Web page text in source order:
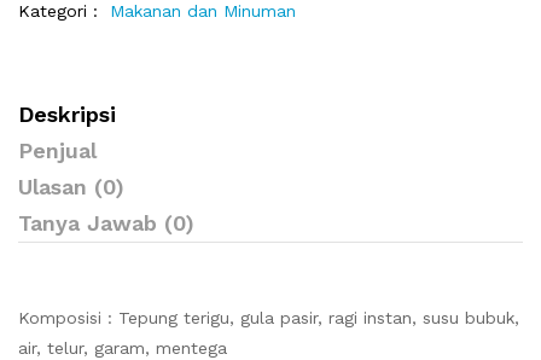
Kategori : Makanan dan Minuman
Deskripsi
Penjual
Ulasan (0)
Tanya Jawab (0)
Komposisi : Tepung terigu, gula pasir, ragi instan, susu bubuk,
air, telur, garam, mentega